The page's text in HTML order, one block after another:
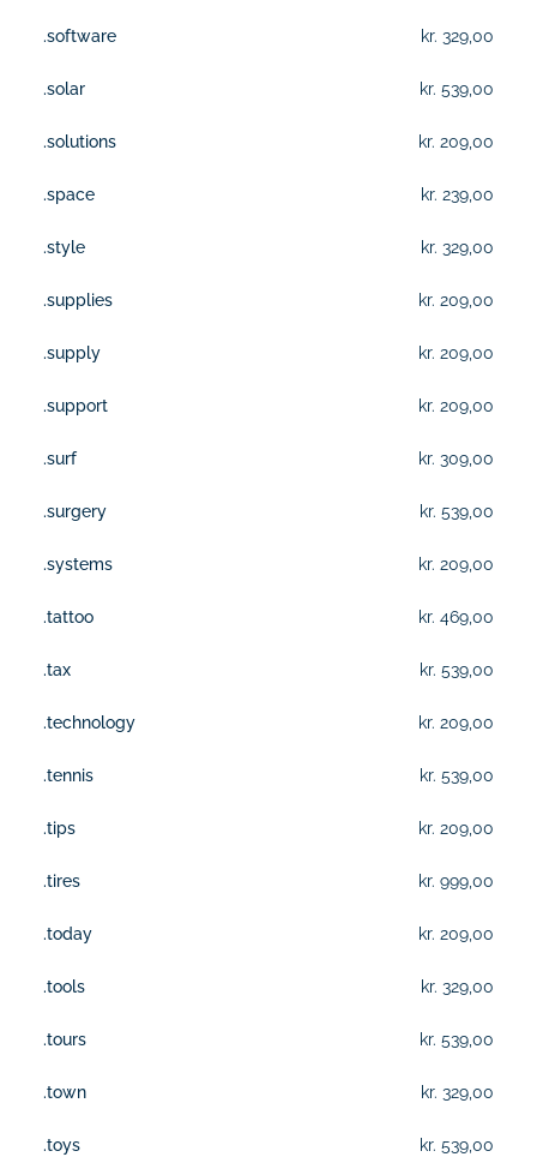
kr. 329,00
.software
kr. 539,00
.solar
kr. 209,00
.solutions
kr. 239,00
.space
kr. 329,00
.style
kr. 209,00
.supplies
kr. 209,00
.supply
kr. 209,00
.support
kr. 309,00
.surf
kr. 539,00
.surgery
kr. 209,00
.systems
kr. 469,00
.tattoo
kr. 539,00
.tax
kr. 209,00
.technology
kr. 539,00
.tennis
kr. 209,00
.tips
kr. 999,00
.tires
kr. 209,00
.today
kr. 329,00
.tools
kr. 539,00
.tours
kr. 329,00
.town
kr. 539,00
.toys